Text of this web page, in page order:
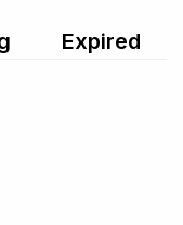
Expired